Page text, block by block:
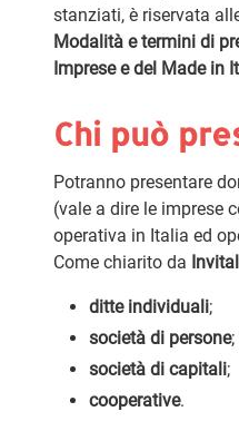
stanziati, è riservata
Modalità e termini di
Imprese e del Made in
Chi può
Potranno presentare
(vale a dire le imprese
operativa in Italia ed
Come chiarito da
ditte individuali;
società di persone;
società di capitali;
cooperative.